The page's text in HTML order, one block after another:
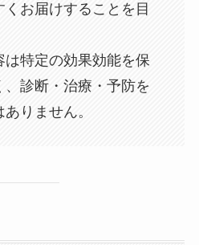
お届けすることを目
は特定の効果効能を保
診断・治療・予防を
りません。